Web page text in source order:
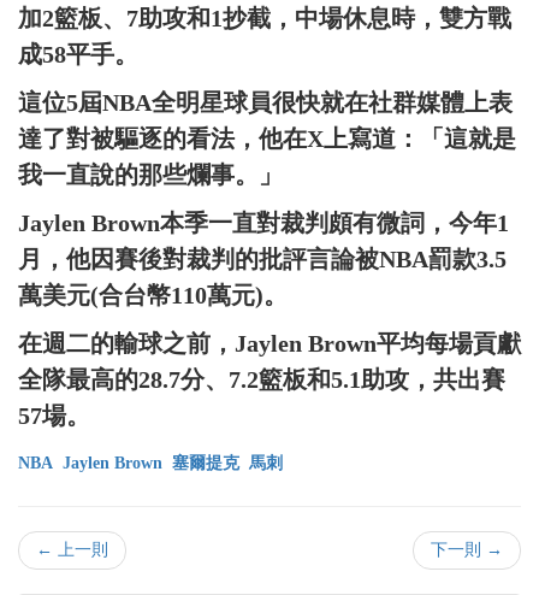
加2籃板、7助攻和1抄截，中場休息時，雙方戰
成58平手。
這位5屆NBA全明星球員很快就在社群媒體上表
達了對被驅逐的看法，他在X上寫道：「這就是
我一直說的那些爛事。」
Jaylen Brown本季一直對裁判頗有微詞，今年1
月，他因賽後對裁判的批評言論被NBA罰款3.5
萬美元(合台幣110萬元)。
在週二的輸球之前，Jaylen Brown平均每場貢獻
全隊最高的28.7分、7.2籃板和5.1助攻，共出賽
57場。
NBA Jaylen Brown 塞爾提克 馬刺
← 上一則 下一則 →